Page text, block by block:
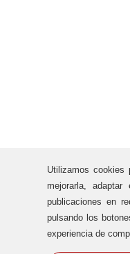
Utilizamos cookies
mejorarla,
publicaciones en
pulsando los
experiencia de